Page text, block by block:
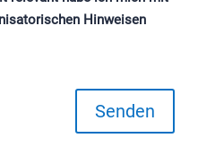
Hinweisen
Senden